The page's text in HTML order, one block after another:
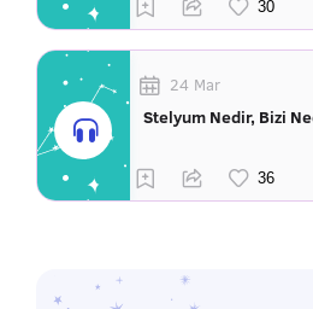
24 Mar
Stelyum Nedir, Bizi